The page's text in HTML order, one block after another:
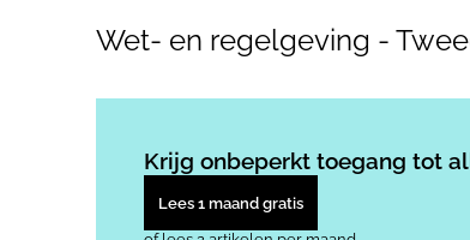
Wet- en regelgeving -
Krijg onbeperkt toegang tot
Lees 1 maand gratis